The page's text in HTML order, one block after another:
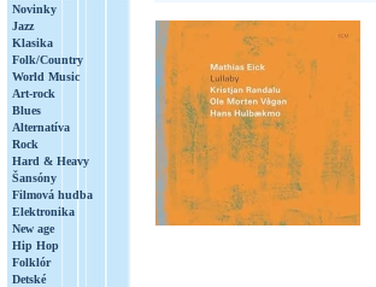
Novinky
Jazz
Klasika
Folk/Country
World Music
Art-rock
Blues
Alternatíva
Rock
Hard & Heavy
Šansóny
Filmová hudba
Elektronika
New age
Hip Hop
Folklór
Detské